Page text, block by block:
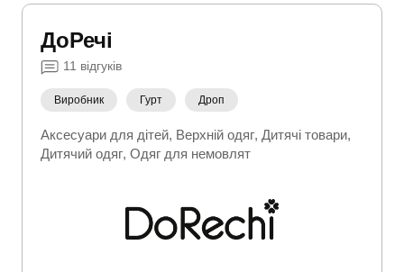
ДоРечі
11 відгуків
Виробник Гурт Дроп
Аксесуари для дітей Верхній одяг Дитячі товари
Дитячий одяг Одяг для немовлят